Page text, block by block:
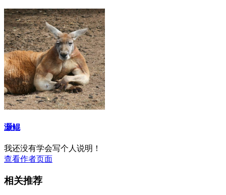
灏鲲
我还没有学会写个人说明！
查看作者页面
相关推荐